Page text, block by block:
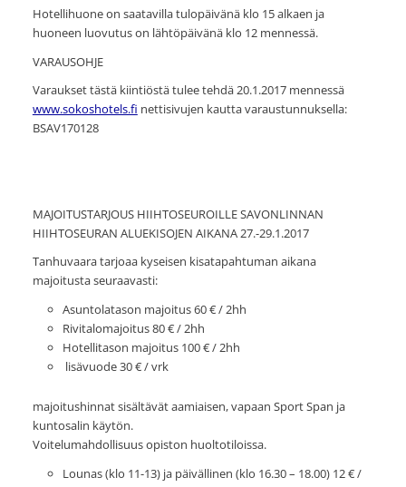
Hotellihuone on saatavilla tulopäivänä klo 15 alkaen ja
huoneen luovutus on lähtöpäivänä klo 12 mennessä.
VARAUSOHJE
Varaukset tästä kiintiöstä tulee tehdä 20.1.2017 mennessä
www.sokoshotels.fi nettisivujen kautta varaustunnuksella:
BSAV170128
MAJOITUSTARJOUS HIIHTOSEUROILLE SAVONLINNAN
HIIHTOSEURAN ALUEKISOJEN AIKANA 27.-29.1.2017
Tanhuvaara tarjoaa kyseisen kisatapahtuman aikana
majoitusta seuraavasti:
Asuntolatason majoitus 60 € / 2hh
Rivitalomajoitus 80 € / 2hh
Hotellitason majoitus 100 € / 2hh
lisävuode 30 € / vrk
majoitushinnat sisältävät aamiaisen, vapaan Sport Span ja
kuntosalin käytön.
Voitelumahdollisuus opiston huoltotiloissa.
Lounas (klo 11-13) ja päivällinen (klo 16.30 – 18.00) 12 € /